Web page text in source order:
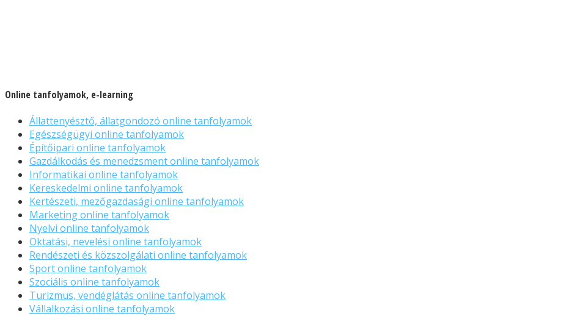
Online tanfolyamok, e-learning
Állattenyésztő, állatgondozó online tanfolyamok
Egészségügyi online tanfolyamok
Építőipari online tanfolyamok
Gazdálkodás és menedzsment online tanfolyamok
Informatikai online tanfolyamok
Kereskedelmi online tanfolyamok
Kertészeti, mezőgazdasági online tanfolyamok
Marketing online tanfolyamok
Nyelvi online tanfolyamok
Oktatási, nevelési online tanfolyamok
Rendészeti és közszolgálati online tanfolyamok
Sport online tanfolyamok
Szociális online tanfolyamok
Turizmus, vendéglátás online tanfolyamok
Vállalkozási online tanfolyamok